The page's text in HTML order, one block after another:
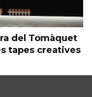
del Tomàquet
tapes creatives